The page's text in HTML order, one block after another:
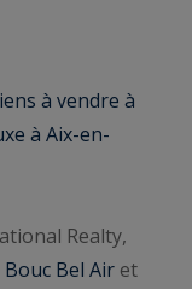
à vendre à
à Aix-en-
Realty,
Bel Air et